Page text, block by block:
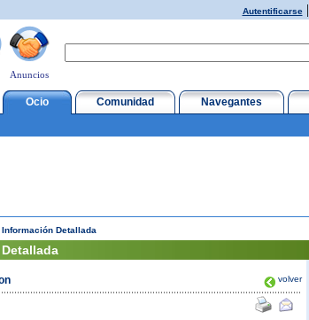
Autentificarse|
Anuncios
Ocio Comunidad Navegantes
Información Detallada
volver